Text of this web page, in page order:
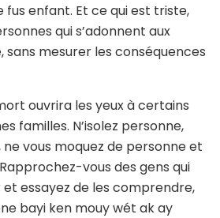
fus enfant. Et ce qui est triste,
qui s’adonnent aux
sans mesurer les conséquences
ouvrira les yeux à certains
familles. N’isolez personne,
ne vous moquez de personne et
vous des gens qui
et essayez de les comprendre,
bayi ken mouy wét ak ay